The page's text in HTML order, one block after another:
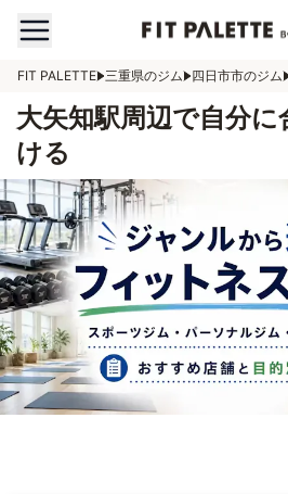
FIT PALETTE 三重県のジム 四日市市のジム
大矢知駅周辺で自分
ける